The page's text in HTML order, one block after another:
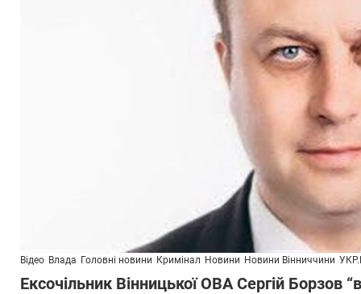
Відео Влада Головні новини Кримінал Новини Новини Вінниччини
Ексочільник Вінницької ОВА Сергій Борзов